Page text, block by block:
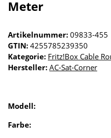
Meter
Artikelnummer: 09833-455
GTIN: 4255785239350
Kategorie: Fritz!Box Cable
Hersteller: AC-Sat-Corner
Modell:
Farbe: